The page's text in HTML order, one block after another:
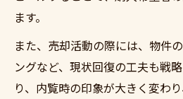
ます。
また、売却活動の際には、物件
ングなど、現状回復の工夫も戦
り、内覧時の印象が大きく変わ